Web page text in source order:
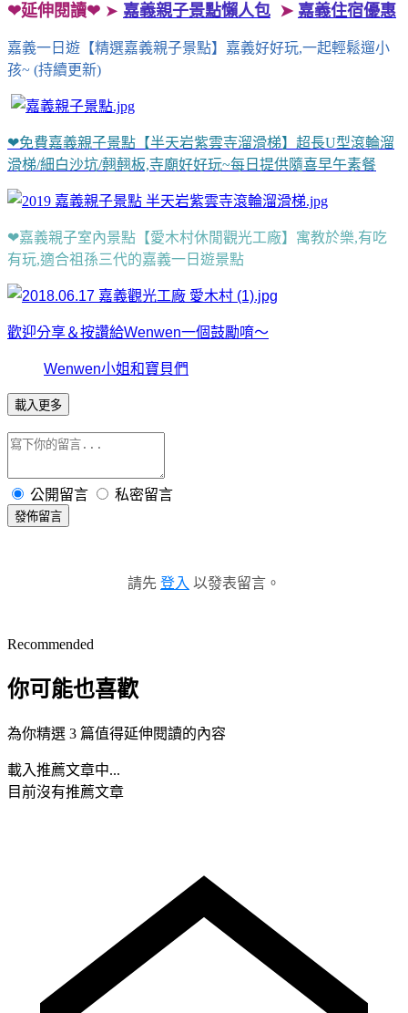
❤延伸閱讀❤ ➤ 嘉義親子景點懶人包 ➤ 嘉義住宿優惠
嘉義一日遊【精選嘉義親子景點】嘉義好好玩,一起輕鬆遛小
孩~ (持續更新)
❤免費嘉義親子景點【半天岩紫雲寺溜滑梯】超長U型滾輪溜
滑梯/細白沙坑/翹翹板,寺廟好好玩~每日提供隨喜早午素餐
❤嘉義親子室內景點【愛木村休閒觀光工廠】寓教於樂,有吃
有玩,適合祖孫三代的嘉義一日遊景點
歡迎分享＆按讚給Wenwen一個鼓勵唷～
Wenwen小姐和寶貝們
載入更多
公開留言 私密留言
發佈留言
請先 登入 以發表留言。
Recommended
你可能也喜歡
為你精選 3 篇值得延伸閱讀的內容
載入推薦文章中...
目前沒有推薦文章